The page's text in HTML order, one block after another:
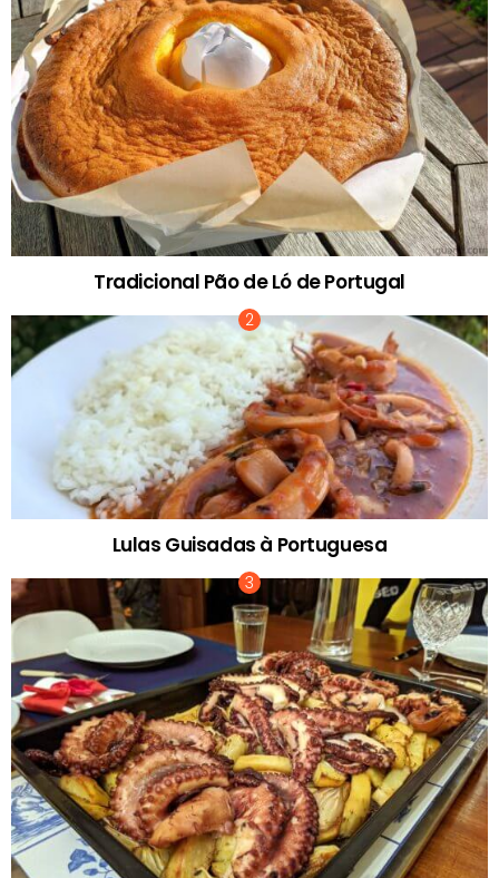
Tradicional Pão de Ló de Portugal
Lulas Guisadas à Portuguesa